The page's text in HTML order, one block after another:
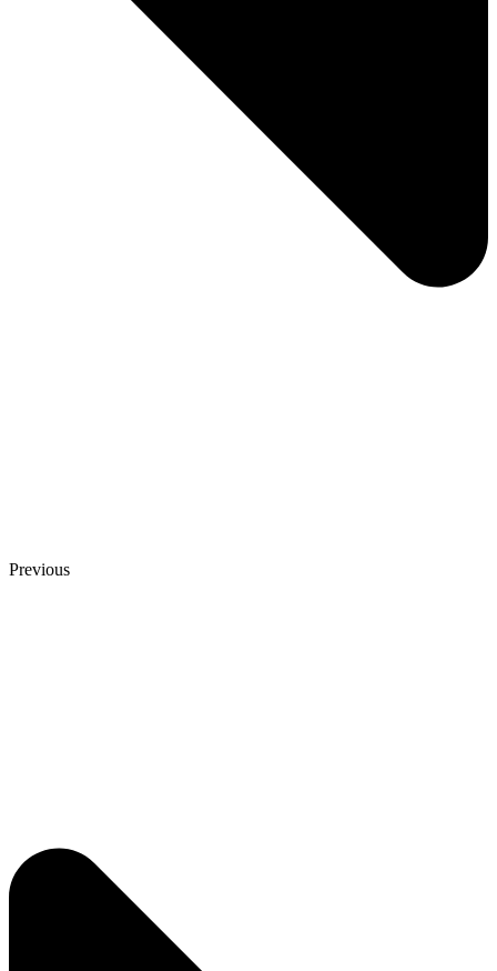
Previous